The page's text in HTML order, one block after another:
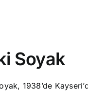
Soyak
1938’de